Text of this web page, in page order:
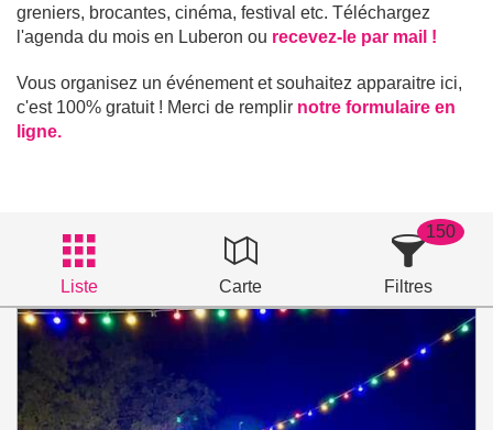
greniers, brocantes, cinéma, festival etc. Téléchargez
l'agenda du mois en Luberon ou recevez-le par mail !
Vous organisez un événement et souhaitez apparaitre ici,
c'est 100% gratuit ! Merci de remplir notre formulaire en
ligne.
Liste Carte Filtres
150